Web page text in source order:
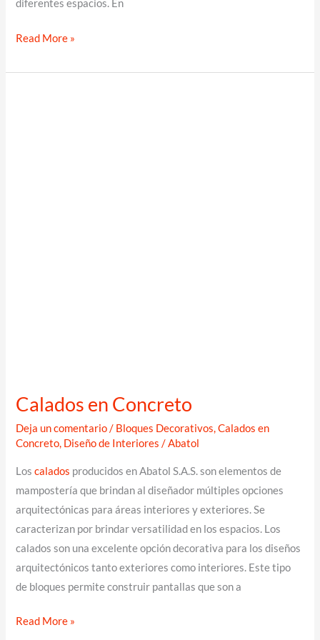
diferentes espacios. En
Bloques
Todo
Read More »
Calados en Concreto
Deja un comentario / Bloques Decorativos,Calados en
Concreto, Diseño de Interiores /Abatol
Loscalados producidos en Abatol S.A.S. son elementos de
mampostería que brindan al diseñador múltiples opciones
arquitectónicas para áreas interiores y exteriores. Se
caracterizan por brindar versatilidad en los espacios. Los
calados son una excelente opción decorativa para los diseños
arquitectónicos tanto exteriores como interiores. Este tipo
de bloques permite construir pantallas que son a
Calados
Read More »